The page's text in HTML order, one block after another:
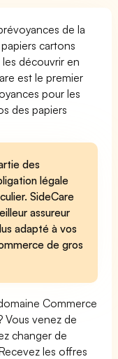
de la
cartons
découvrir en
est le premier
pour les
des papiers
des
légale
SideCare
assureur
adapté à vos
de gros
Commerce
Vous venez de
changer de
les offres